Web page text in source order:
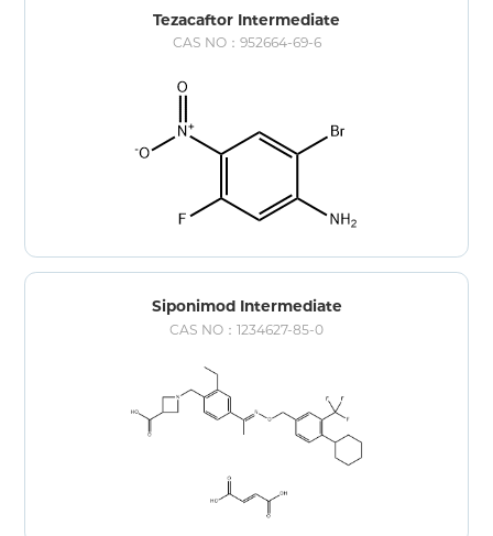
Tezacaftor Intermediate
CAS NO：952664-69-6
Siponimod Intermediate
CAS NO：1234627-85-0